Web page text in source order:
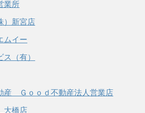
業所
）新宮店
ムイー
（有）
産 Ｇｏｏｄ不動産法人営業店
大橋店